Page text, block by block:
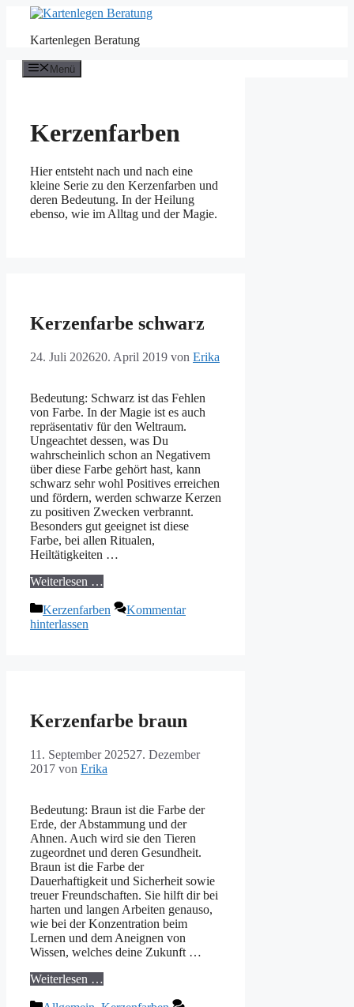
springenKartenlegen Beratung
Menü
Kerzenfarben
Hier entsteht nach und nach eine
kleine Serie zu den Kerzenfarben und
deren Bedeutung. In der Heilung
ebenso, wie im Alltag und der Magie.
Kerzenfarbe schwarz
24. Juli 202620. April 2019 von Erika
Bedeutung: Schwarz ist das Fehlen
von Farbe. In der Magie ist es auch
repräsentativ für den Weltraum.
Ungeachtet dessen, was Du
wahrscheinlich schon an Negativem
über diese Farbe gehört hast, kann
schwarz sehr wohl Positives erreichen
und fördern, werden schwarze Kerzen
zu positiven Zwecken verbrannt.
Besonders gut geeignet ist diese
Farbe, bei allen Ritualen,
Heiltätigkeiten …
Weiterlesen …
Kategorien
Kerzenfarben
Kommentar
hinterlassen
Kerzenfarbe braun
11. September 202527. Dezember
2017 von Erika
Bedeutung: Braun ist die Farbe der
Erde, der Abstammung und der
Ahnen. Auch wird sie den Tieren
zugeordnet und deren Gesundheit.
Braun ist die Farbe der
Dauerhaftigkeit und Sicherheit sowie
treuer Freundschaften. Sie hilft dir bei
harten und langen Arbeiten genauso,
wie bei der Konzentration beim
Lernen und dem Aneignen von
Wissen, welches deine Zukunft …
Weiterlesen …